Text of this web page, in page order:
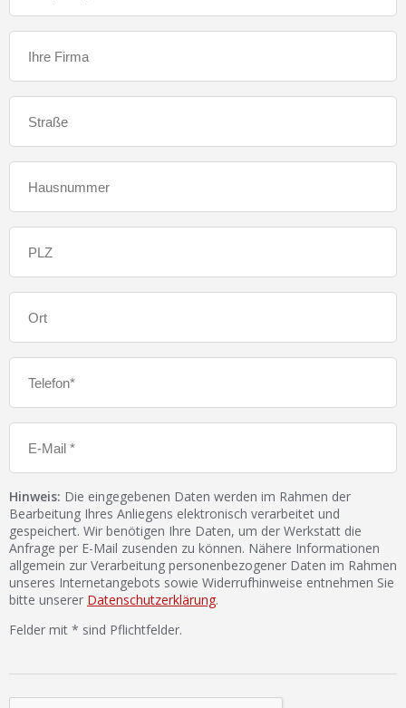
Hinweis: Die eingegebenen Daten werden im Rahmen der
Bearbeitung Ihres Anliegens elektronisch verarbeitet und
gespeichert. Wir benötigen Ihre Daten, um der Werkstatt die
Anfrage per E-Mail zusenden zu können. Nähere Informationen
allgemein zur Verarbeitung personenbezogener Daten im Rahmen
unseres Internetangebots sowie Widerrufhinweise entnehmen Sie
bitte unserer Datenschutzerklärung.
Felder mit * sind Pflichtfelder.